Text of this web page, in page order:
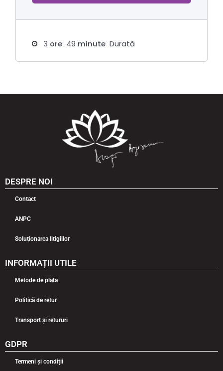
3 ore 49 minute Durată
DESPRE NOI
Contact
ANPC
Soluționarea litigiilor
INFORMAȚII UTILE
Metode de plata
Politică de retur
Transport și retururi
GDPR
Termeni și condiții